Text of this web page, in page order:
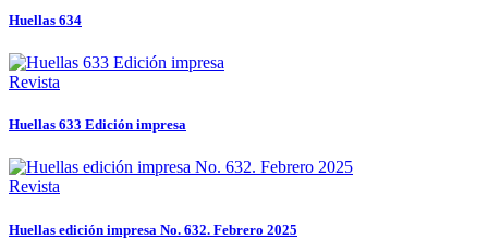
Huellas 634
Revista
Huellas 633 Edición impresa
Revista
Huellas edición impresa No. 632. Febrero 2025